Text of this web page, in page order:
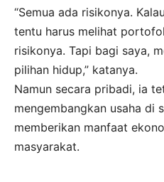
“Semua ada risikonya.
tentu harus melihat
risikonya. Tapi bagi saya,
pilihan hidup,” katanya.
Namun secara pribadi, ia
mengembangkan usaha di
memberikan manfaat
masyarakat.